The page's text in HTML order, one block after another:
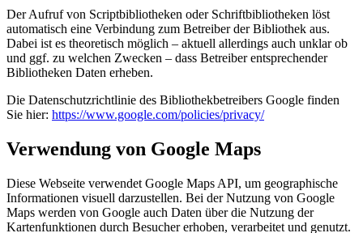
Der Aufruf von Scriptbibliotheken oder Schriftbibliotheken löst
automatisch eine Verbindung zum Betreiber der Bibliothek aus.
Dabei ist es theoretisch möglich – aktuell allerdings auch unklar ob
und ggf. zu welchen Zwecken – dass Betreiber entsprechender
Bibliotheken Daten erheben.
Die Datenschutzrichtlinie des Bibliothekbetreibers Google finden
Sie hier: https://www.google.com/policies/privacy/
Verwendung von Google Maps
Diese Webseite verwendet Google Maps API, um geographische
Informationen visuell darzustellen. Bei der Nutzung von Google
Maps werden von Google auch Daten über die Nutzung der
Kartenfunktionen durch Besucher erhoben, verarbeitet und genutzt.